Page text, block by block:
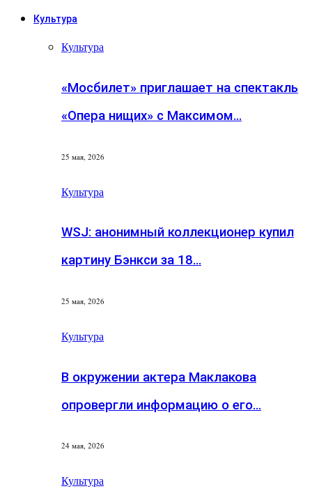
Культура
Культура
«Мосбилет» приглашает на спектакль
«Опера нищих» с Максимом…
25 мая, 2026
Культура
WSJ: анонимный коллекционер купил
картину Бэнкси за 18…
25 мая, 2026
Культура
В окружении актера Маклакова
опровергли информацию о его…
24 мая, 2026
Культура